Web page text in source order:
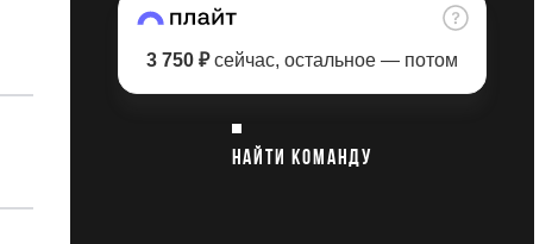
3 750 ₽сейчас, остальное — потом
НАЙТИ КОМАНДУ